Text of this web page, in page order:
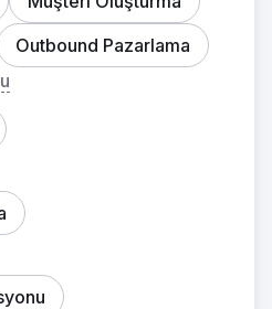
Outbound Pazarlama